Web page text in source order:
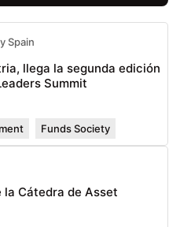
Spain
llega la segunda edición
Summit
Funds Society
la Cátedra de Asset